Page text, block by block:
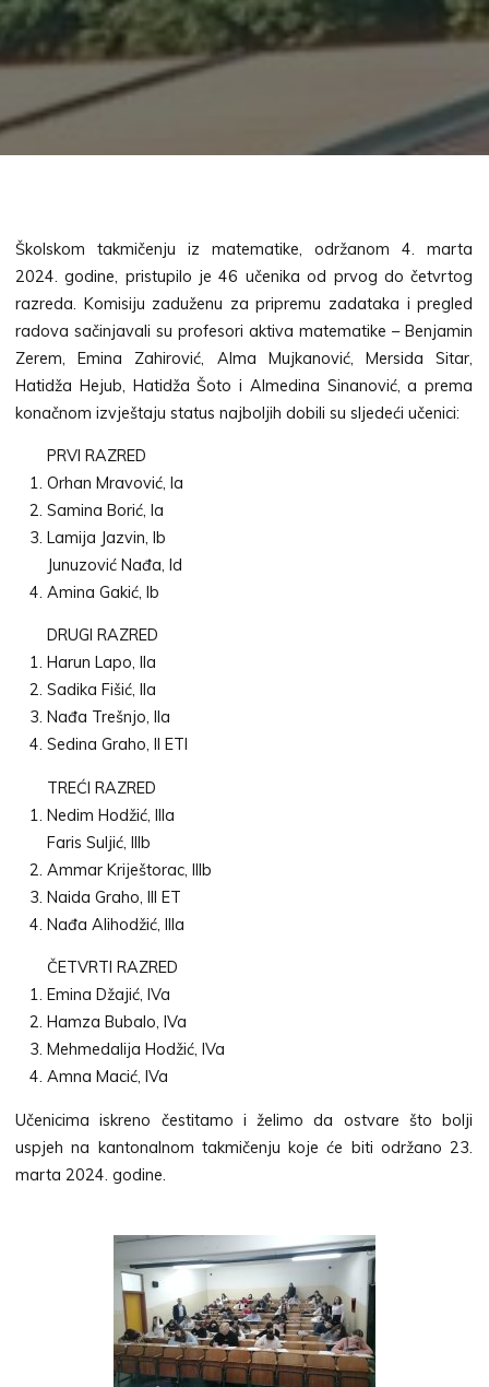
Školskom takmičenju iz matematike, održanom 4. marta
2024. godine, pristupilo je 46 učenika od prvog do četvrtog
razreda. Komisiju zaduženu za pripremu zadataka i pregled
radova sačinjavali su profesori aktiva matematike – Benjamin
Zerem, Emina Zahirović, Alma Mujkanović, Mersida Sitar,
Hatidža Hejub, Hatidža Šoto i Almedina Sinanović, a prema
konačnom izvještaju status najboljih dobili su sljedeći učenici:
PRVI RAZRED
Orhan Mravović, Ia
Samina Borić, Ia
Lamija Jazvin, Ib
Junuzović Nađa, Id
Amina Gakić, Ib
DRUGI RAZRED
Harun Lapo, IIa
Sadika Fišić, IIa
Nađa Trešnjo, IIa
Sedina Graho, II ETI
TREĆI RAZRED
Nedim Hodžić, IIIa
Faris Suljić, IIIb
Ammar Kriještorac, IIIb
Naida Graho, III ET
Nađa Alihodžić, IIIa
ČETVRTI RAZRED
Emina Džajić, IVa
Hamza Bubalo, IVa
Mehmedalija Hodžić, IVa
Amna Macić, IVa
Učenicima iskreno čestitamo i želimo da ostvare što bolji
uspjeh na kantonalnom takmičenju koje će biti održano 23.
marta 2024. godine.